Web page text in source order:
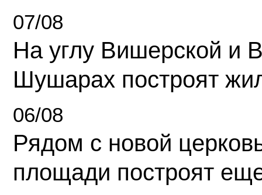
07/08
На углу Вишерской и
Шушарах построят
06/08
Рядом с новой
площади построят